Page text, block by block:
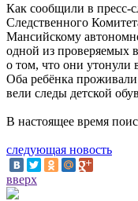
Как сообщили в пресс-
Следственного
Мансийскому
одной из проверяемых
о том, что они утонули
Оба ребёнка
вели следы детской
В настоящее время
следующая новость
вверх